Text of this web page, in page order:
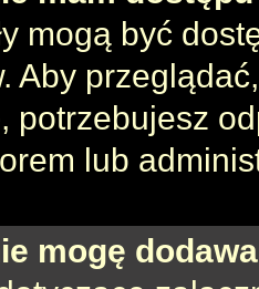
mogą być
Aby
potrzebujesz
lub
mogę